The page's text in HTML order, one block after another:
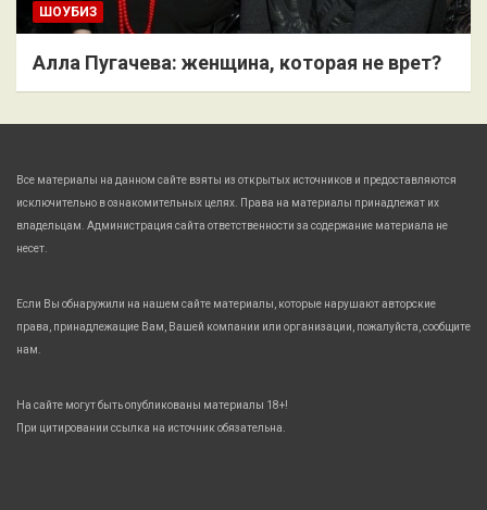
ШОУБИЗ
Алла Пугачева: женщина, которая не врет?
Все материалы на данном сайте взяты из открытых источников и предоставляются
исключительно в ознакомительных целях. Права на материалы принадлежат их
владельцам. Администрация сайта ответственности за содержание материала не
несет.
Если Вы обнаружили на нашем сайте материалы, которые нарушают авторские
права, принадлежащие Вам, Вашей компании или организации, пожалуйста, сообщите
нам.
На сайте могут быть опубликованы материалы 18+!
При цитировании ссылка на источник обязательна.